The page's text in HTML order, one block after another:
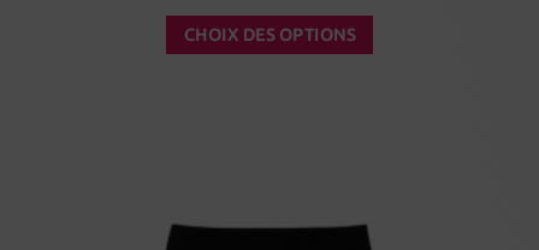
CHOIX DES OPTIONS